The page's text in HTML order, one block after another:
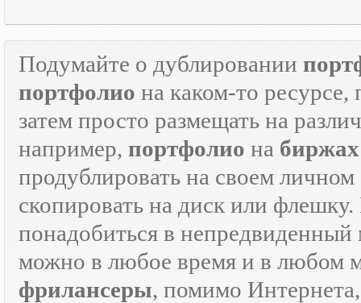
Подумайте о дублировании
портфолио на каком-то ресурсе,
затем просто размещать на
например, портфолио на
продублировать на своем
скопировать на диск или
понадобиться в непредвиденный
можно в любое время и в любом
фрилансеры, помимо